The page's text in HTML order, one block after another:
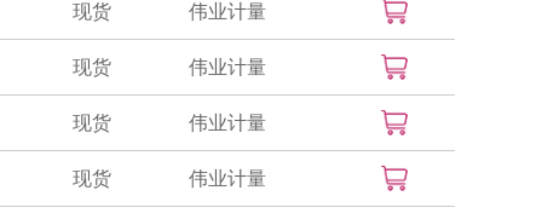
现货 伟业计量
现货 伟业计量
现货 伟业计量
现货 伟业计量